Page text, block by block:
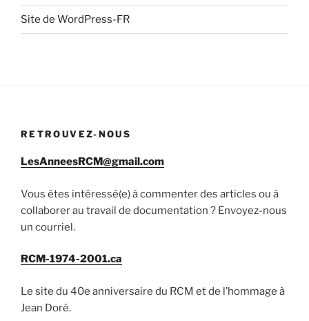
Site de WordPress-FR
RETROUVEZ-NOUS
LesAnneesRCM@gmail.com
Vous êtes intéressé(e) à commenter des articles ou à
collaborer au travail de documentation ? Envoyez-nous
un courriel.
RCM-1974-2001.ca
Le site du 40e anniversaire du RCM et de l’hommage à
Jean Doré.